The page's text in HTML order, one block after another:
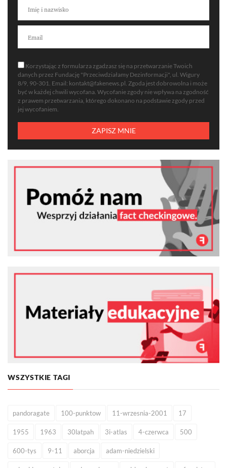
Korzystając z formularza zgadzasz się na przetwarzanie Twoich
danych przez Fundację "Przeciwdziałamy Dezinformacji", ul. Wigury
8/9, 90-301. Email: kontakt@fakenews.pl . Zgoda jest dobrowolna i może
być w każdej chwili wycofana. Wycofanie zgody nie wpływa na zgodność
z prawem przetwarzania, którego dokonano na podstawie zgody przed
jej wycofaniem.
WSZYSTKIE TAGI
pandoragate 100-punktow 11-wrzesnia-2001 17
1955 1963 30latpah 3i-atlas 4-czerwca 500
600-tys 9-11 aborcja adam-niedzielski